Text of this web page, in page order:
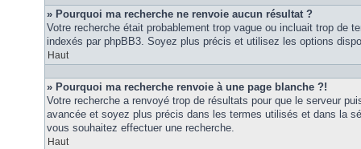
» Pourquoi ma recherche ne renvoie aucun résultat ?
Votre recherche était probablement trop vague ou incluait trop de
indexés par phpBB3. Soyez plus précis et utilisez les options
Haut
» Pourquoi ma recherche renvoie à une page blanche ?!
Votre recherche a renvoyé trop de résultats pour que le serveur
avancée et soyez plus précis dans les termes utilisés et dans la
vous souhaitez effectuer une recherche.
Haut